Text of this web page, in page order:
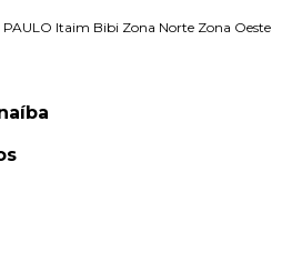
PAULO Itaim Bibi Zona Norte Zona Oeste